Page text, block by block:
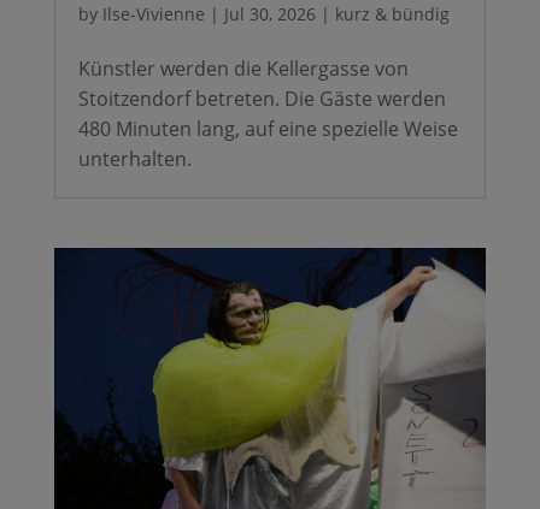
by Ilse-Vivienne | Jul 30, 2026 | kurz & bündig
Künstler werden die Kellergasse von
Stoitzendorf betreten. Die Gäste werden
480 Minuten lang, auf eine spezielle Weise
unterhalten.